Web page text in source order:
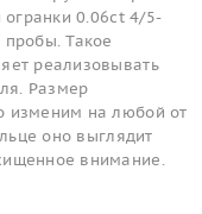
огранки 0.06ct 4/5-
Такое
реализовывать
Размер
изменим на любой от
оно выглядит
внимание.